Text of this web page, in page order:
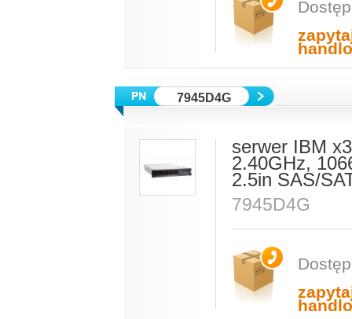
7945D4G
serwer IBM
2.40GHz,
2.5in SAS/
7945D4G